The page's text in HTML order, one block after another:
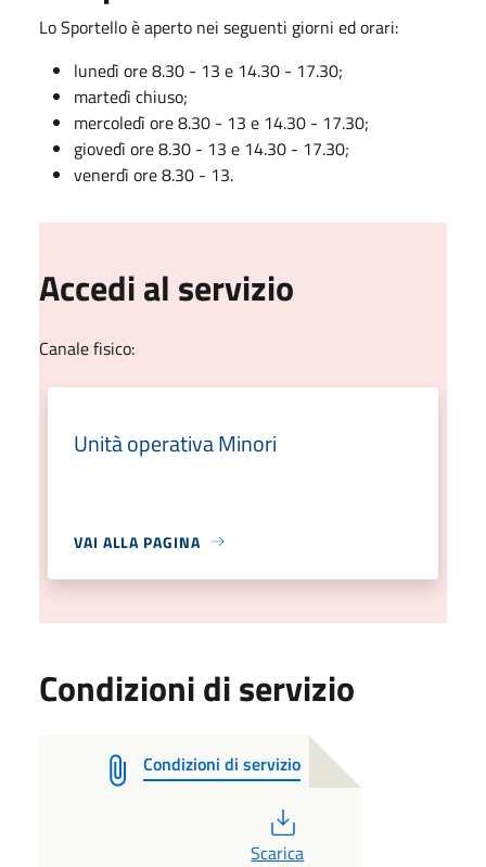
Lo Sportello è aperto nei seguenti giorni ed orari:
lunedì ore 8.30 - 13 e 14.30 - 17.30;
martedì chiuso;
mercoledì ore 8.30 - 13 e 14.30 - 17.30;
giovedì ore 8.30 - 13 e 14.30 - 17.30;
venerdì ore 8.30 - 13.
Accedi al servizio
Canale fisico:
Unità operativa Minori
VAI ALLA PAGINA
Condizioni di servizio
Condizioni di servizio
Scarica